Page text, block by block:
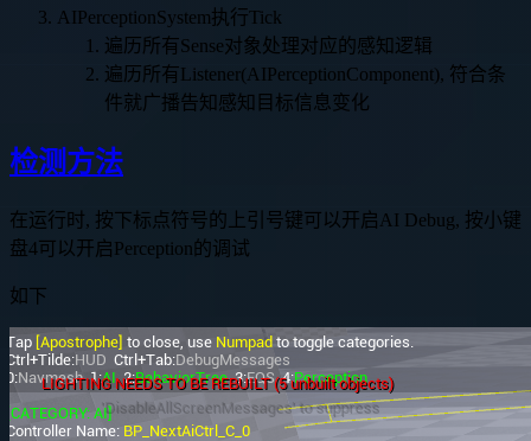
AIPerceptionSystem执行Tick
遍历所有Sense对象处理对应的感知逻辑
遍历所有Listener(AIPerceptionComponent), 符合条
件就广播告知感知目标信息变化
检测方法
在运行时, 按下标点符号的上引号键可以开启AI Debug, 按小键
盘4可以开启Perception的调试
如下